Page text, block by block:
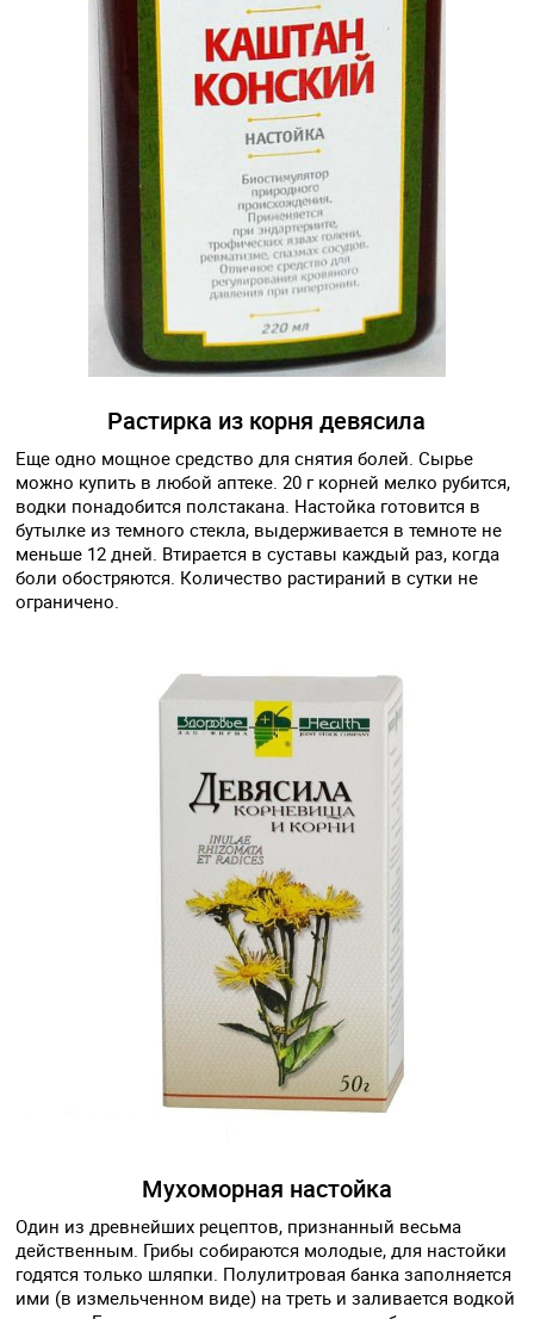
Растирка из корня девясила
Еще одно мощное средство для снятия болей. Сырье
можно купить в любой аптеке. 20 г корней мелко рубится,
водки понадобится полстакана. Настойка готовится в
бутылке из темного стекла, выдерживается в темноте не
меньше 12 дней. Втирается в суставы каждый раз, когда
боли обостряются. Количество растираний в сутки не
ограничено.
Мухоморная настойка
Один из древнейших рецептов, признанный весьма
действенным. Грибы собираются молодые, для настойки
годятся только шляпки. Полулитровая банка заполняется
ими (в измельченном виде) на треть и заливается водкой